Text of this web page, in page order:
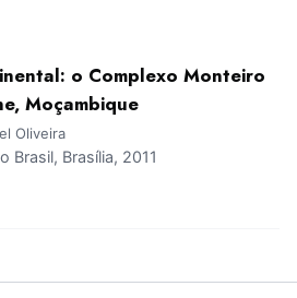
o Complexo Monteiro
Moçambique
Oliveira
Brasil, Brasília, 2011